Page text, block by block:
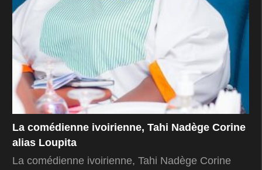
La comédienne ivoirienne, Tahi Nadège Corine
alias Loupita
La comédienne ivoirienne, Tahi Nadège Corine